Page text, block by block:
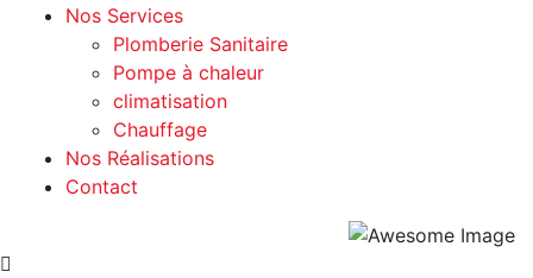
Nos Services
Plomberie Sanitaire
Pompe à chaleur
climatisation
Chauffage
Nos Réalisations
Contact